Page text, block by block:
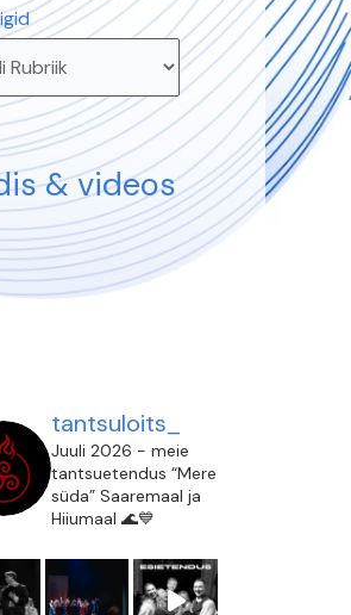
& videos
tantsuloits_
Juuli 2026 - meie
tantsuetendus “Mere
süda” Saaremaal ja
Hiiumaal 🌊💙